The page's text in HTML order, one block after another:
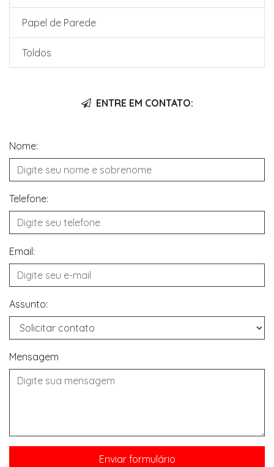
Papel de Parede
Toldos
ENTRE EM CONTATO:
Nome:
Telefone:
Email:
Assunto:
Mensagem